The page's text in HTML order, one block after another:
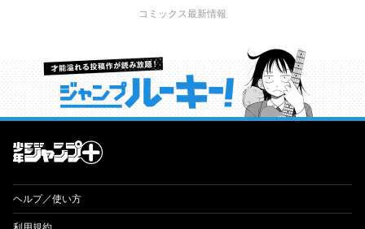
コミックス最新情報
才能溢れる投稿作が読み放題！ ジャンプルーキー！
ヘルプ／使い方